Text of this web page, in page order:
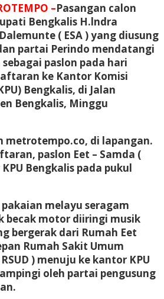
–Pasangan calon
Bengkalis H.lndra
( ESA ) yang diusung
partai Perindo mendatangi
paslon pada hari
ke Kantor Komisi
Bengkalis, di Jalan
Bengkalis, Minggu
metrotempo.co, di lapangan.
paslon Eet – Samda (
Bengkalis pada pukul
melayu seragam
becak motor diiringi musik
bergerak dari Rumah Eet
Rumah Sakit Umum
) menuju ke kantor KPU
oleh partai pengusung